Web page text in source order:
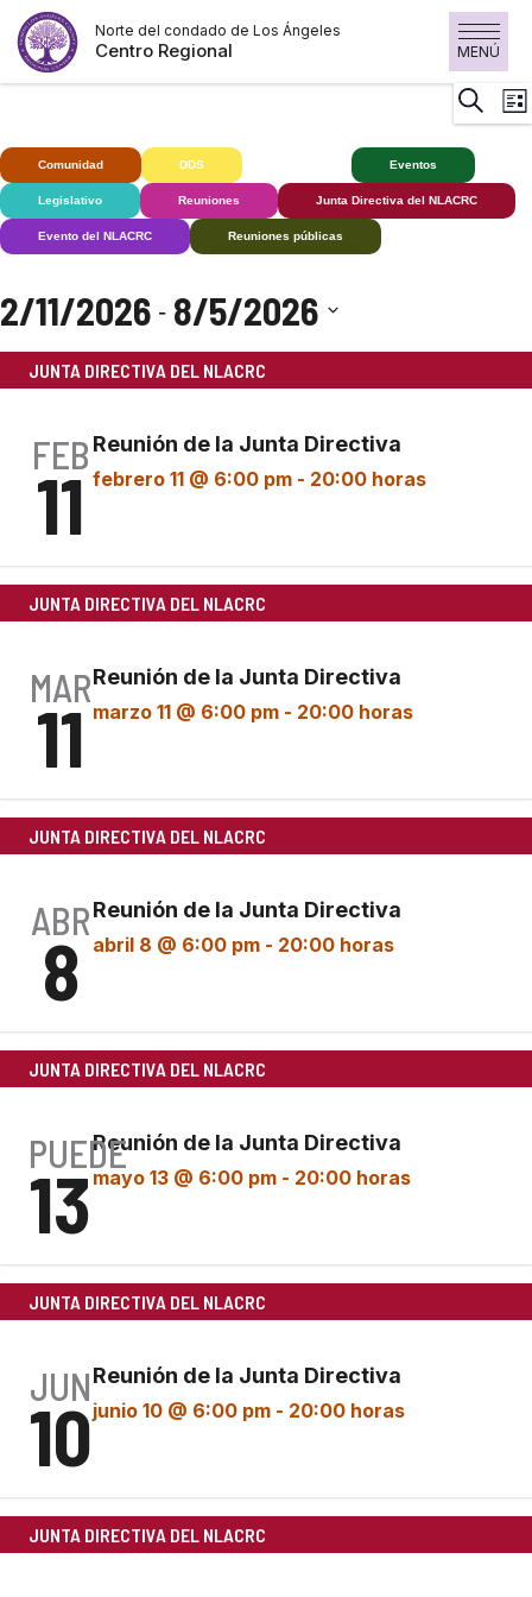
Skip
to
content
Norte del condado de Los Ángeles
Centro Regional MENÚ
Buscar
Lista
Comunidad DDS Eventos
Legislativo Reuniones Junta Directiva del NLACRC
Evento del NLACRC Reuniones públicas
2/11/2026 - 8/5/2026
fecha.JUNTA DIRECTIVA DEL NLACRC
FEB
11
Reunión de la Junta Directiva
febrero 11 @ 6:00 pm - 20:00 horas
JUNTA DIRECTIVA DEL NLACRC
MAR
11
Reunión de la Junta Directiva
marzo 11 @ 6:00 pm - 20:00 horas
JUNTA DIRECTIVA DEL NLACRC
ABR
8
Reunión de la Junta Directiva
abril 8 @ 6:00 pm - 20:00 horas
JUNTA DIRECTIVA DEL NLACRC
PUEDE
13
Reunión de la Junta Directiva
mayo 13 @ 6:00 pm - 20:00 horas
JUNTA DIRECTIVA DEL NLACRC
JUN
10
Reunión de la Junta Directiva
junio 10 @ 6:00 pm - 20:00 horas
JUNTA DIRECTIVA DEL NLACRC